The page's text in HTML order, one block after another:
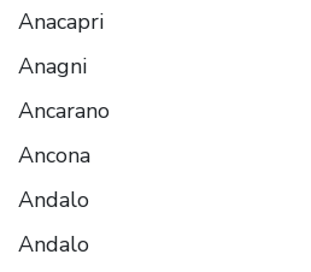
Anacapri
Anagni
Ancarano
Ancona
Andalo
Andalo